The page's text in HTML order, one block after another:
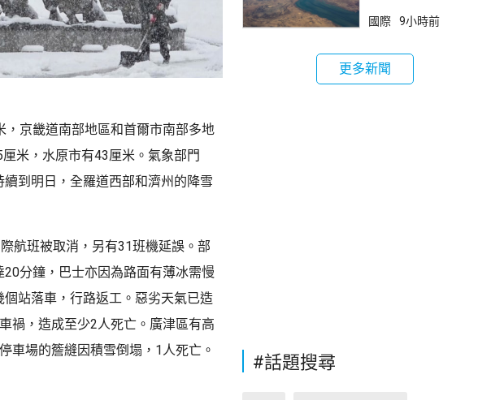
京畿道南部地區和首爾市南部多地
米，水原市有43厘米。氣象部門
到明日，全羅道西部和濟州的降雪
航班被取消，另有31班機延誤。部
分鐘，巴士亦因為路面有薄冰需慢
站落車，行路返工。惡劣天氣已造
禍，造成至少2人死亡。廣津區有高
車場的簷縫因積雪倒塌，1人死亡。
航道後解除封鎖
國際 9小時前
更多新聞
#話題搜尋